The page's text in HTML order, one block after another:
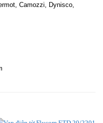
Camozzi, Dynisco,